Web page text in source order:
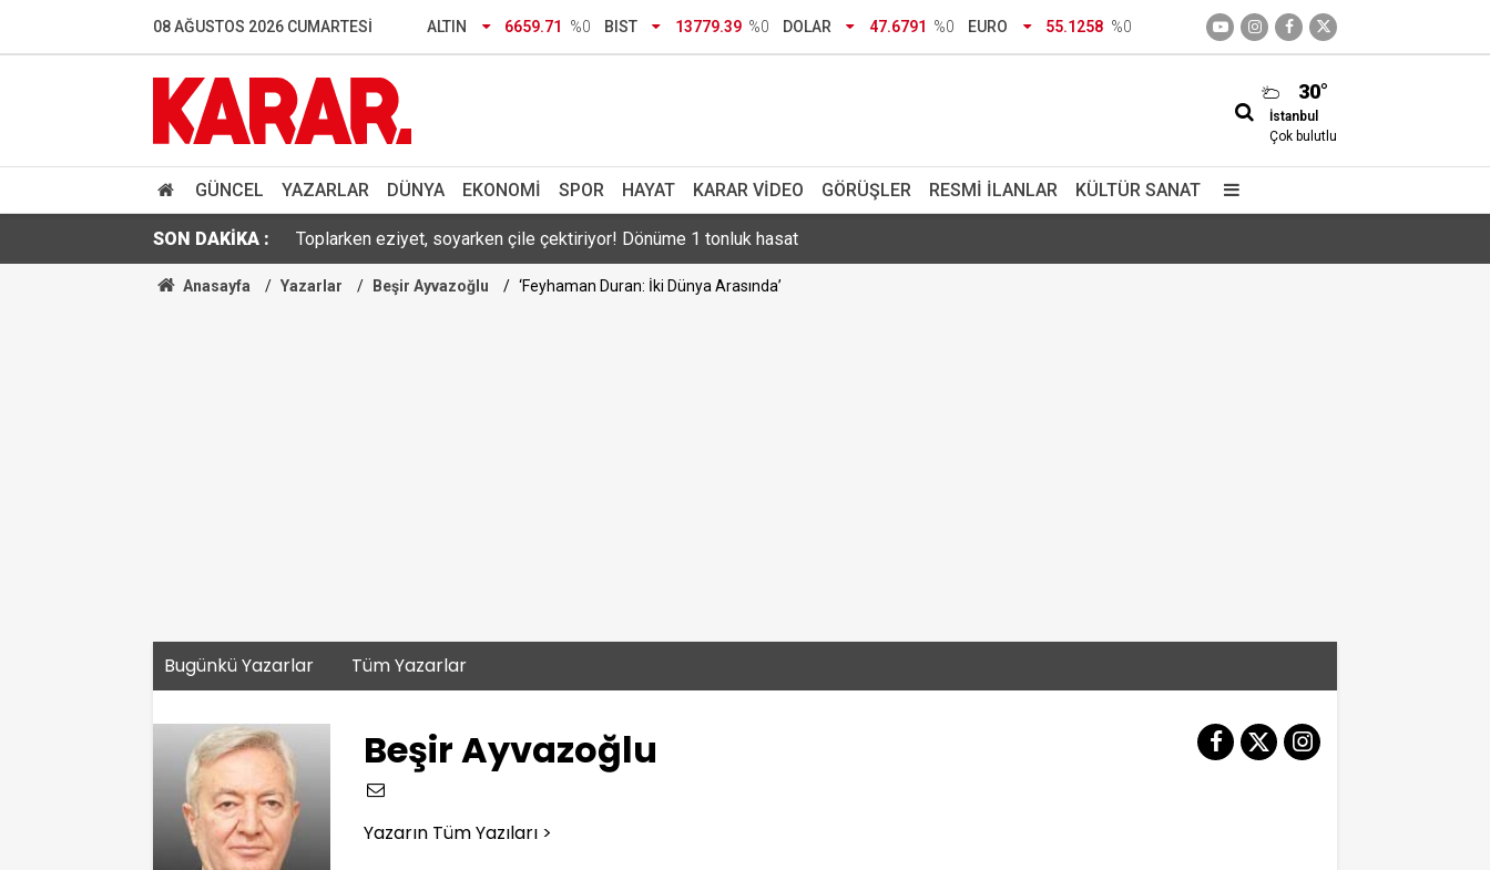
08 AĞUSTOS 2026 CUMARTESI ALTIN 6659.71 %0 BIST 13779.39 %0 DOLAR 47.6791 %0 EURO 55.1258 %0
30°
İstanbul
Çok bulutlu
GÜNCEL YAZARLAR DÜNYA EKONOMI SPOR HAYAT KARAR VIDEO GÖRÜŞLER RESMI İLANLAR KÜLTÜR SANAT
SON DAKİKA :
RTÜK’ten ATV’ye 8 milyon TL ceza: Turkuvaz Medya’dan “çifte standart” tepkisi
YENİ Parti Manisa İl Başkanı İlksen Özalper tutuklandı
Figen Yüksekdağ'dan tahliye açıklaması: "Özgürlüğümüz için çerçeve yasaya gerek yok"
Toplarken eziyet, soyarken çile çektiriyor! Dönüme 1 tonluk hasat
Anasayfa Yazarlar Beşir Ayvazoğlu ‘Feyhaman Duran: İki Dünya Arasında’
Bugünkü Yazarlar Tüm Yazarlar
Beşir Ayvazoğlu
Yazarın Tüm Yazıları >